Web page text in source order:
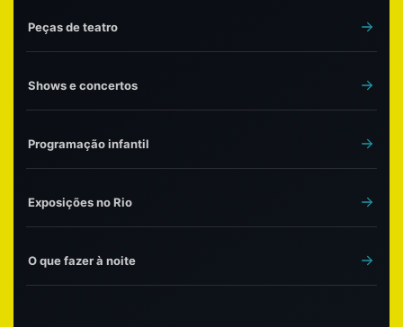
Peças de teatro
Shows e concertos
Programação infantil
Exposições no Rio
O que fazer à noite